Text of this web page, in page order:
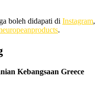
boleh didapati di Instagram,
.
Kebangsaan Greece